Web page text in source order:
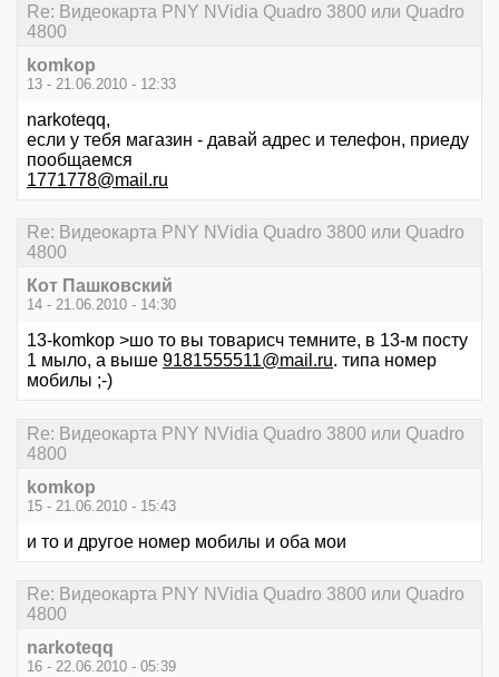
Re: Видеокарта PNY NVidia Quadro 3800 или Quadro
4800
komkop
13 - 21.06.2010 - 12:33
narkoteqq,
если у тебя магазин - давай адрес и телефон, приеду
пообщаемся
1771778@mail.ru
Re: Видеокарта PNY NVidia Quadro 3800 или Quadro
4800
Кот Пашковский
14 - 21.06.2010 - 14:30
13-komkop >шо то вы товарисч темните, в 13-м посту
1 мыло, а выше 9181555511@mail.ru. типа номер
мобилы ;-)
Re: Видеокарта PNY NVidia Quadro 3800 или Quadro
4800
komkop
15 - 21.06.2010 - 15:43
и то и другое номер мобилы и оба мои
Re: Видеокарта PNY NVidia Quadro 3800 или Quadro
4800
narkoteqq
16 - 22.06.2010 - 05:39